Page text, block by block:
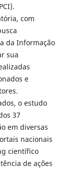
com
da Informação
sua
e
o estudo
37
em diversas
nacionais
científico
de ações